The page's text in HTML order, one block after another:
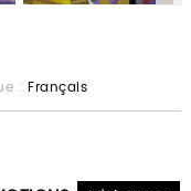
: Français